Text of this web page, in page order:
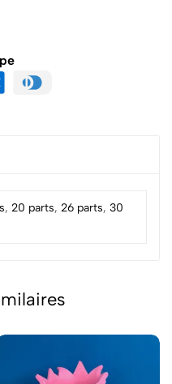
, 20 parts, 26 parts, 30